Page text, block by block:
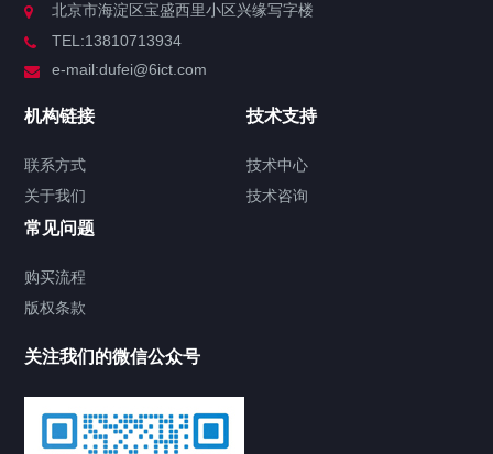
北京市海淀区宝盛西里小区兴缘写字楼
TEL:13810713934
e-mail:dufei@6ict.com
机构链接
联系方式
关于我们
技术支持
技术中心
技术咨询
常见问题
购买流程
版权条款
关注我们的微信公众号